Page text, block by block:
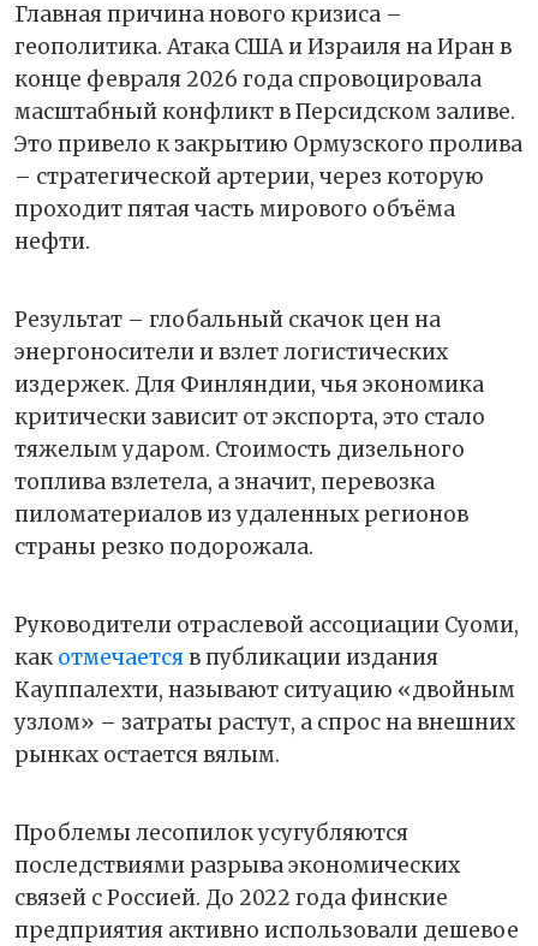
Главная причина нового кризиса –
геополитика. Атака США и Израиля на Иран в
конце февраля 2026 года спровоцировала
масштабный конфликт в Персидском заливе.
Это привело к закрытию Ормузского пролива
– стратегической артерии, через которую
проходит пятая часть мирового объёма
нефти.
Результат – глобальный скачок цен на
энергоносители и взлет логистических
издержек. Для Финляндии, чья экономика
критически зависит от экспорта, это стало
тяжелым ударом. Стоимость дизельного
топлива взлетела, а значит, перевозка
пиломатериалов из удаленных регионов
страны резко подорожала.
Руководители отраслевой ассоциации Суоми,
как отмечаетсяв публикации издания
Кауппалехти, называют ситуацию «двойным
узлом» – затраты растут, а спрос на внешних
рынках остается вялым.
Проблемы лесопилок усугубляются
последствиями разрыва экономических
связей с Россией. До 2022 года финские
предприятия активно использовали дешевое